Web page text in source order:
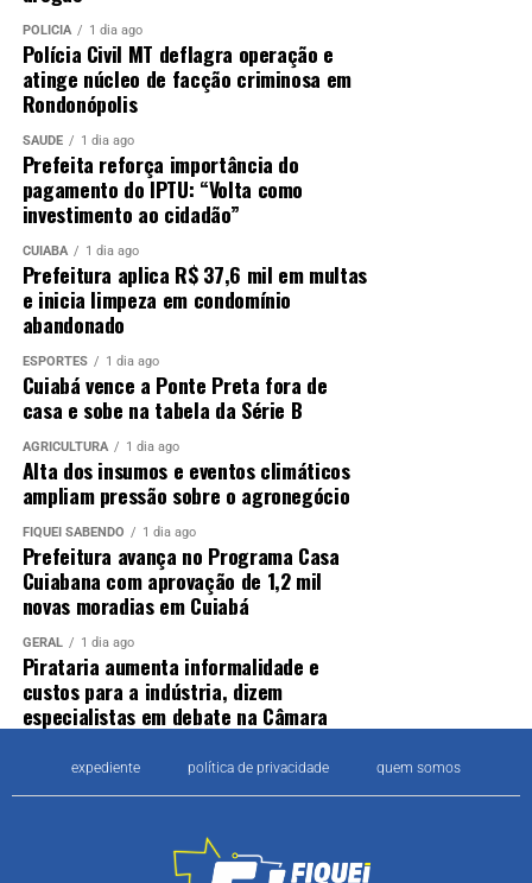
POLÍCIA 1 dia ago
Polícia Civil MT deflagra operação e
atinge núcleo de facção criminosa em
Rondonópolis
SAÚDE 1 dia ago
Prefeita reforça importância do
pagamento do IPTU: “Volta como
investimento ao cidadão”
CUIABÁ 1 dia ago
Prefeitura aplica R$ 37,6 mil em multas
e inicia limpeza em condomínio
abandonado
ESPORTES 1 dia ago
Cuiabá vence a Ponte Preta fora de
casa e sobe na tabela da Série B
AGRICULTURA 1 dia ago
Alta dos insumos e eventos climáticos
ampliam pressão sobre o agronegócio
FIQUEI SABENDO 1 dia ago
Prefeitura avança no Programa Casa
Cuiabana com aprovação de 1,2 mil
novas moradias em Cuiabá
GERAL 1 dia ago
Pirataria aumenta informalidade e
custos para a indústria, dizem
especialistas em debate na Câmara
expediente política de privacidade quem somos